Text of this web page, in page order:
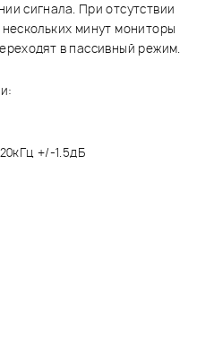
сигнала. При отсутствии
минут мониторы
в пассивный режим.
+/-1.5дБ